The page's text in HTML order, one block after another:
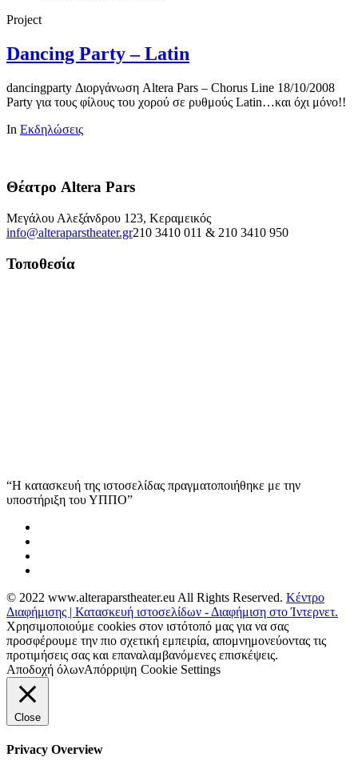
Project
Dancing Party – Latin
dancingparty Διοργάνωση Altera Pars – Chorus Line 18/10/2008
Party για τους φίλους του χορού σε ρυθμούς Latin…και όχι μόνο!!
In Εκδηλώσεις
Θέατρο Altera Pars
Μεγάλου Αλεξάνδρου 123, Κεραμεικός
info@alteraparstheater.gr210 3410 011 & 210 3410 950
Τοποθεσία
“Η κατασκευή της ιστοσελίδας πραγματοποιήθηκε με την
υποστήριξη του ΥΠΠΟ”
© 2022 www.alteraparstheater.eu All Rights Reserved. Κέντρο
Διαφήμισης | Κατασκευή ιστοσελίδων - Διαφήμιση στο Ίντερνετ.
Χρησιμοποιούμε cookies στον ιστότοπό μας για να σας
προσφέρουμε την πιο σχετική εμπειρία, απομνημονεύοντας τις
προτιμήσεις σας και επαναλαμβανόμενες επισκέψεις.
Αποδοχή όλωνΑπόρριψη Cookie Settings
Close
Privacy Overview